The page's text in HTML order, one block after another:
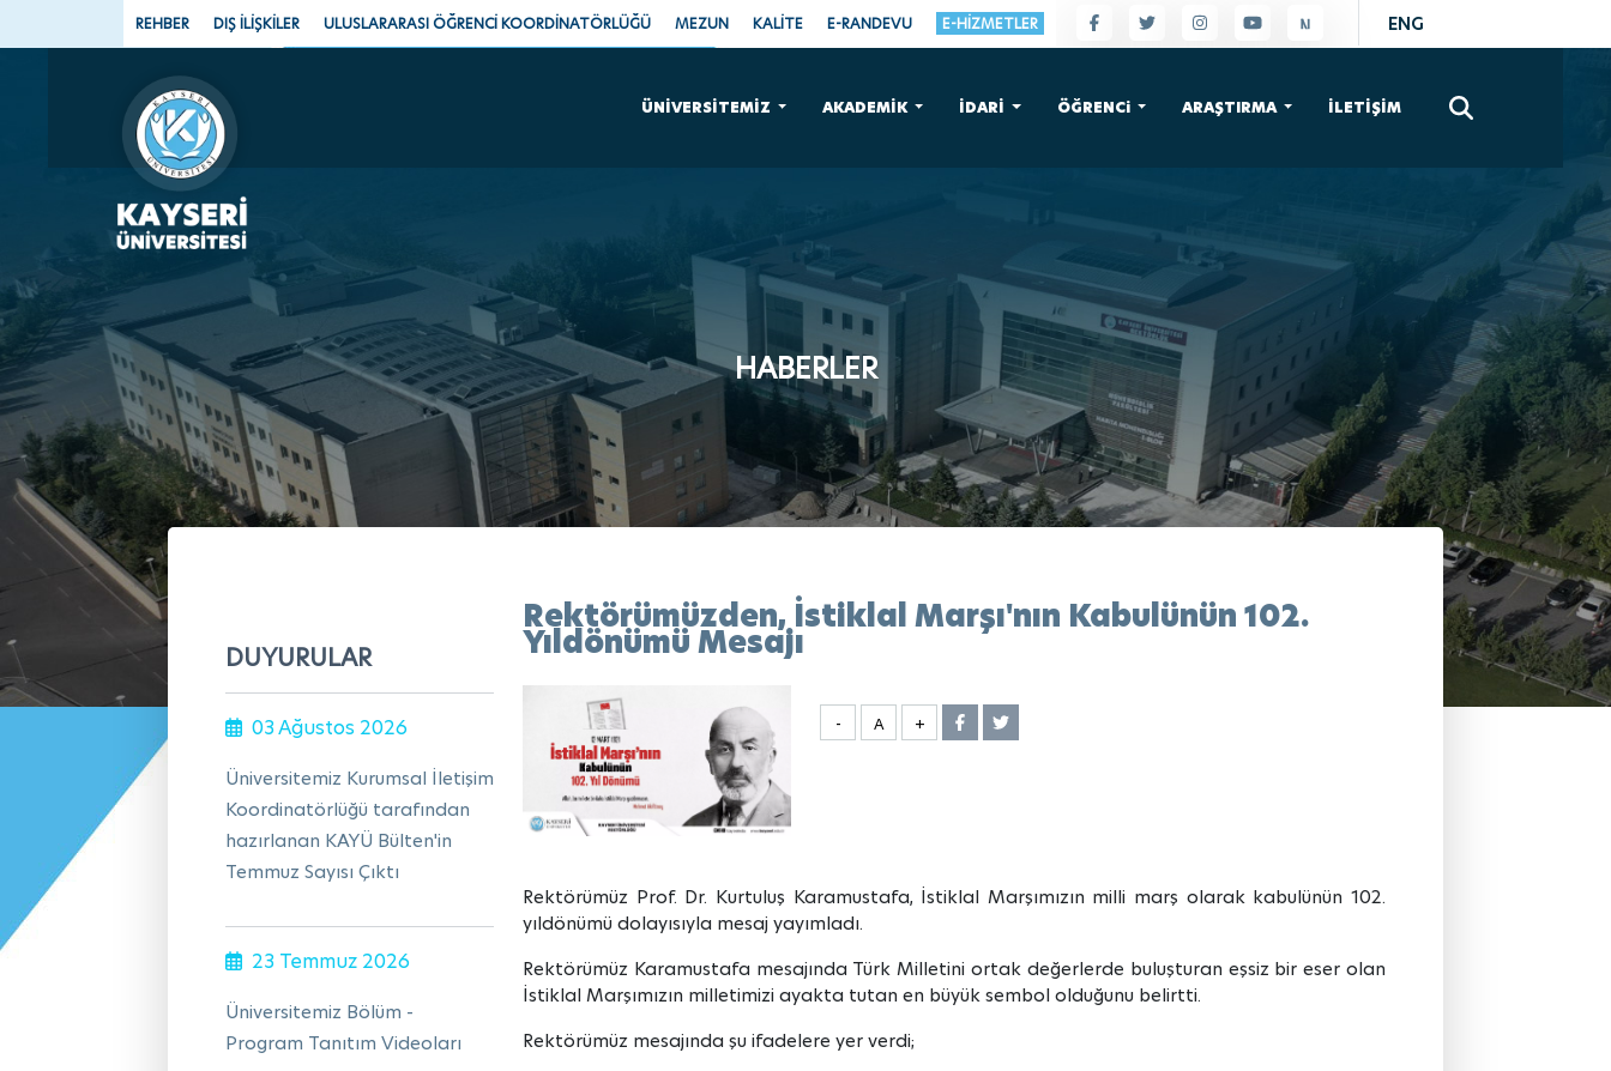
ÜNİVERSİTEMİZ AKADEMİK İDARİ ÖĞRENCi ARAŞTIRMA İLETİŞİM
×
ENG
REHBER DIŞ İLİŞKİLER ULUSLARARASI ÖĞRENCİ KOORDİNATÖRLÜĞÜ MEZUN KALİTE E-RANDEVU E-HİZMETLER
HABERLER
DUYURULAR
03 Ağustos 2026
Üniversitemiz Kurumsal İletişim
Koordinatörlüğü tarafından
hazırlanan KAYÜ Bülten'in
Temmuz Sayısı Çıktı
23 Temmuz 2026
Üniversitemiz Bölüm -
Program Tanıtım Videoları
Rektörümüzden, İstiklal Marşı'nın Kabulünün 102.
Yıldönümü Mesajı
- A +
Rektörümüz Prof. Dr. Kurtuluş Karamustafa, İstiklal Marşımızın milli marş olarak kabulünün 102.
yıldönümü dolayısıyla mesaj yayımladı.
Rektörümüz Karamustafa mesajında Türk Milletini ortak değerlerde buluşturan eşsiz bir eser olan
İstiklal Marşımızın milletimizi ayakta tutan en büyük sembol olduğunu belirtti.
Rektörümüz mesajında şu ifadelere yer verdi;